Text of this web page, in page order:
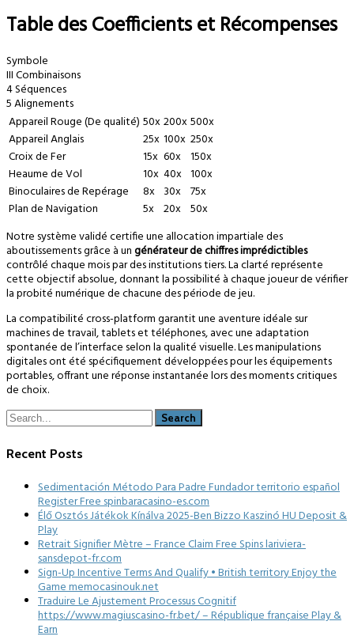
Table des Coefficients et Récompenses
Symbole
III Combinaisons
4 Séquences
5 Alignements
Appareil Rouge (De qualité) 50x 200x 500x
Appareil Anglais
25x 100x 250x
Croix de Fer
15x 60x 150x
Heaume de Vol
10x 40x 100x
Binoculaires de Repérage
8x 30x 75x
Plan de Navigation
5x 20x 50x
Notre système validé certifie une allocation impartiale des
aboutissements grâce à ungénérateur de chiffres imprédictibles
contrôlé chaque mois par des institutions tiers. La clarté représente
cette objectif absolue, donnant la possibilité à chaque joueur de vérifier
la probité numérique de chacune des période de jeu.
La compatibilité cross-platform garantit une aventure idéale sur
machines de travail, tablets et téléphones, avec une adaptation
spontanée de l’interface selon la qualité visuelle. Les manipulations
digitales ont été spécifiquement développées pour les équipements
portables, offrant une réponse instantanée lors des moments critiques
de choix.
Recent Posts
Sedimentación Método Para Padre Fundador territorio español
Register Free spinbaracasino-es.com
Élő Osztós Játékok Kínálva 2025-Ben Bizzo Kaszinó HU Deposit &
Play
Retrait Signifier Mètre – France Claim Free Spins lariviera-
sansdepot-fr.com
Sign-Up Incentive Terms And Qualify • British territory Enjoy the
Game memocasinouk.net
Traduire Le Ajustement Processus Cognitif
https://www.magiuscasino-fr.bet/ – République française Play &
Earn